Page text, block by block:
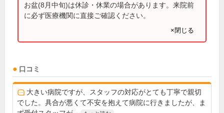
お盆(8月中旬)は休診・休業の場合があります。来院前
に必ず医療機関に直接ご確認ください。
×閉じる
口コミ
大きい病院ですが、スタッフの対応がとても丁寧で親切
でした。具合が悪くて不安を抱えて病院に行きましたが、ま